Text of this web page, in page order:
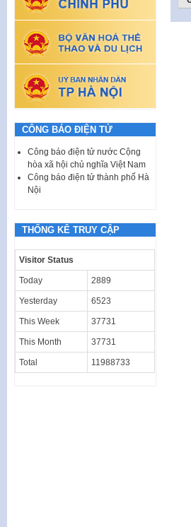
CÔNG BÁO ĐIỆN TỬ
Công báo điện tử nước Cộng
hòa xã hội chủ nghĩa Việt Nam
Công báo điện tử thành phố Hà
Nội
THỐNG KÊ TRUY CẬP
Visitor Status
Today 2889
Yesterday 6523
This Week 37731
This Month 37731
Total 11988733